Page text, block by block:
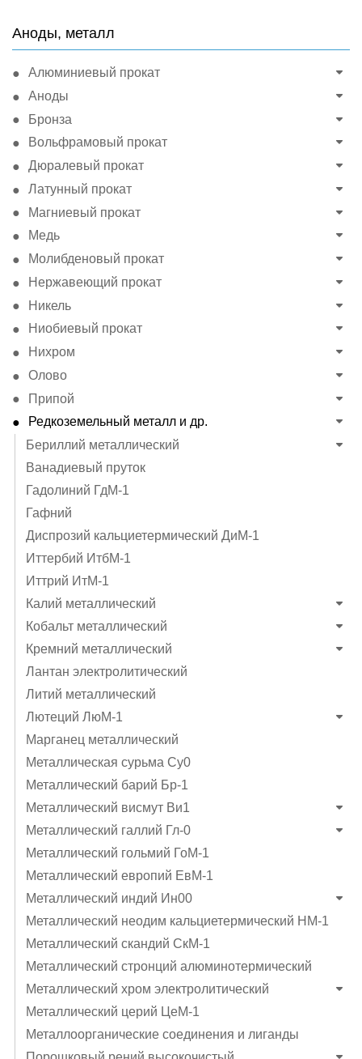
Аноды, металл
Алюминиевый прокат
Аноды
Бронза
Вольфрамовый прокат
Дюралевый прокат
Латунный прокат
Магниевый прокат
Медь
Молибденовый прокат
Нержавеющий прокат
Никель
Ниобиевый прокат
Нихром
Олово
Припой
Редкоземельный металл и др.
Бериллий металлический
Ванадиевый пруток
Гадолиний ГдМ-1
Гафний
Диспрозий кальциетермический ДиМ-1
Иттербий ИтбМ-1
Иттрий ИтМ-1
Калий металлический
Кобальт металлический
Кремний металлический
Лантан электролитический
Литий металлический
Лютеций ЛюМ-1
Марганец металлический
Металлическая сурьма Су0
Металлический барий Бр-1
Металлический висмут Ви1
Металлический галлий Гл-0
Металлический гольмий ГоМ-1
Металлический европий ЕвМ-1
Металлический индий Ин00
Металлический неодим кальциетермический НМ-1
Металлический скандий СкМ-1
Металлический стронций алюминотермический
Металлический хром электролитический
Металлический церий ЦеМ-1
Металлоорганические соединения и лиганды